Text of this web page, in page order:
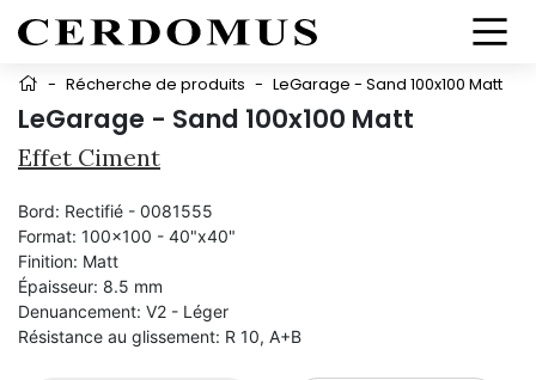
- Récherche de produits - LeGarage - Sand 100x100 Matt
LeGarage - Sand 100x100 Matt
Effet Ciment
Bord: Rectifié - 0081555
Format: 100x100 - 40"x40"
Finition: Matt
Épaisseur: 8.5 mm
Denuancement: V2 - Léger
Résistance au glissement: R 10, A+B